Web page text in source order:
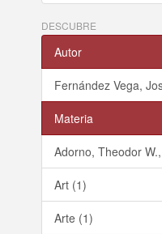
DESCUBRE
Autor
Fernández Vega,
Materia
Adorno, Theodor
Art (1)
Arte (1)